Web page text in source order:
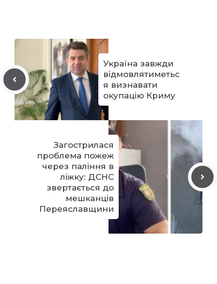
Україна завжди
відмовлятиметьс
я визнавати
окупацію Криму
Загострилася
проблема пожеж
через паління в
ліжку: ДСНС
звертається до
мешканців
Переяславщини